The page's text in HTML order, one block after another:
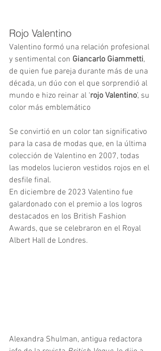
Rojo Valentino
Valentino formó una relación profesional
y sentimental con Giancarlo Giammetti,
de quien fue pareja durante más de una
década, un dúo con el que sorprendió al
mundo e hizo reinar al ‘rojo Valentino’, su
color más emblemático
Se convirtió en un color tan significativo
para la casa de modas que, en la última
colección de Valentino en 2007, todas
las modelos lucieron vestidos rojos en el
desfile final.
En diciembre de 2023 Valentino fue
galardonado con el premio a los logros
destacados en los British Fashion
Awards, que se celebraron en el Royal
Albert Hall de Londres.
Alexandra Shulman, antigua redactora